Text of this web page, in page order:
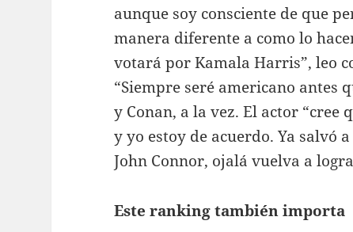
aunque soy consciente de que
manera diferente a como lo
votará por Kamala Harris”, leo
“Siempre seré americano
y Conan, a la vez. El actor
y yo estoy de acuerdo. Ya salvó
John Connor, ojalá vuelva a
Este ranking también importa